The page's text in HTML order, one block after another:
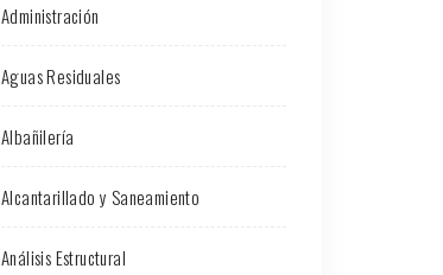
Administración
Aguas Residuales
Albañilería
Alcantarillado y Saneamiento
Análisis Estructural